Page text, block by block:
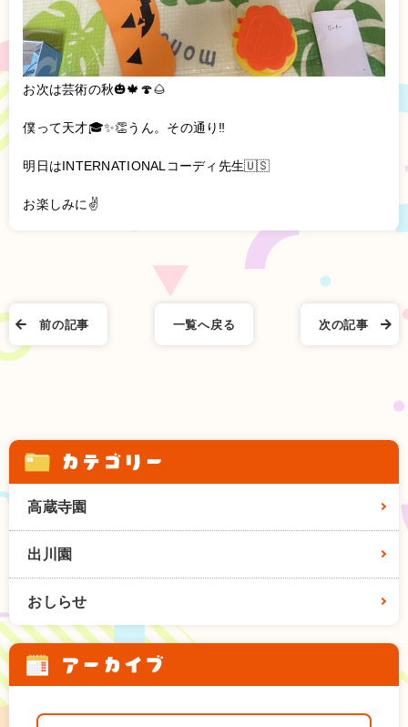
お次は芸術の秋🎃🍁🍄🌰
僕って天才🎓✨👏うん。その通り‼️
明日はINTERNATIONALコーディ先生🇺🇸
お楽しみに✌️
次の記事
一覧へ戻る
前の記事
カテゴリー
高蔵寺園
出川園
おしらせ
アーカイブ